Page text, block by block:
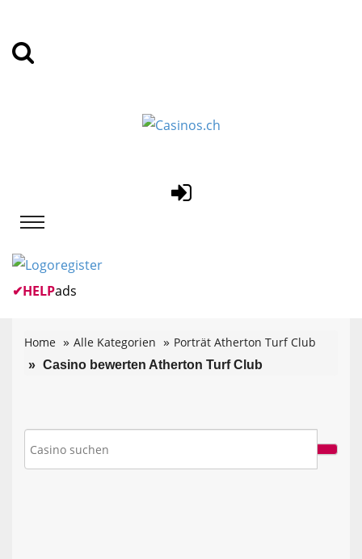
✔HELPads
Home Alle Kategorien Porträt Atherton Turf Club
Casino bewerten Atherton Turf Club